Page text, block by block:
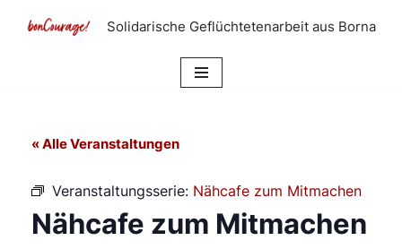
Solidarische Geflüchtetenarbeit aus Borna
« Alle Veranstaltungen
Veranstaltungsserie: Nähcafe zum Mitmachen
Nähcafe zum Mitmachen